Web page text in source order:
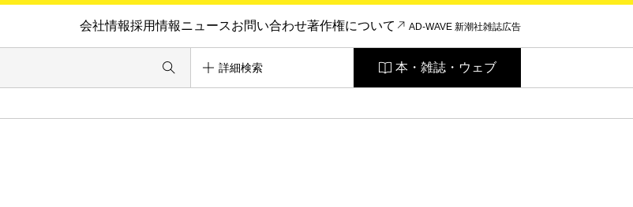
会社情報採用情報ニュースお問い合わせ著作権について AD-WAVE 新潮社雑誌広告
詳細検索 本・雑誌・ウェブ